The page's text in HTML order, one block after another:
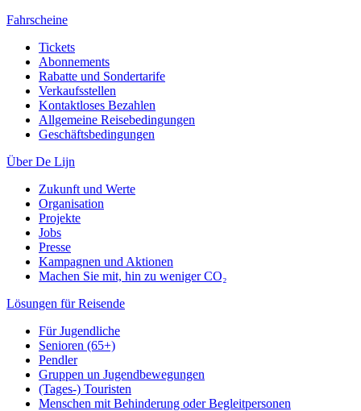
Fahrscheine
Tickets
Abonnements
Rabatte und Sondertarife
Verkaufsstellen
Kontaktloses Bezahlen
Allgemeine Reisebedingungen
Geschäftsbedingungen
Über De Lijn
Zukunft und Werte
Organisation
Projekte
Jobs
Presse
Kampagnen und Aktionen
Machen Sie mit, hin zu weniger CO₂
Lösungen für Reisende
Für Jugendliche
Senioren (65+)
Pendler
Gruppen un Jugendbewegungen
(Tages-) Touristen
Menschen mit Behinderung oder Begleitpersonen